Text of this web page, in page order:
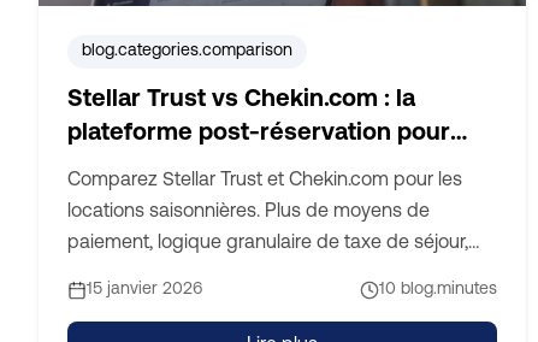
blog.categories.comparison
Stellar Trust vs Chekin.com : la
plateforme post-réservation pour
une meilleure conversion et une
comptabilité plus propre
Comparez Stellar Trust et Chekin.com pour les
locations saisonnières. Plus de moyens de
paiement, logique granulaire de taxe de séjour,
automatisée TVA et taxe de séjour.
15 janvier 2026 10 blog.minutes